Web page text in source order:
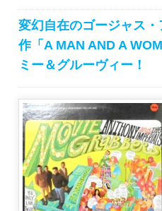
変幻自在のゴージャス
作「A MAN AND A
ミー＆グルーヴィー！